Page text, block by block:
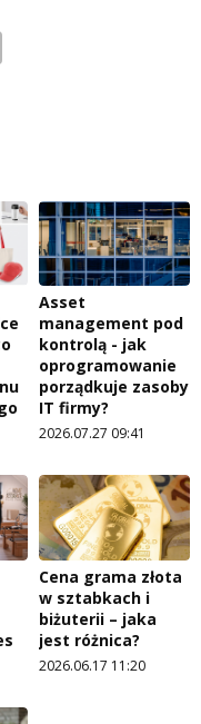
Asset
management pod
kontrolą - jak
oprogramowanie
porządkuje zasoby
IT firmy?
2026.07.27 09:41
Cena grama złota
w sztabkach i
biżuterii – jaka
jest różnica?
2026.06.17 11:20